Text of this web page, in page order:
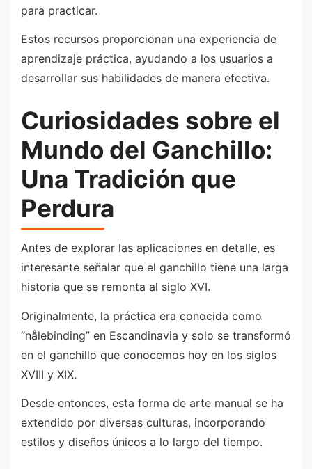
para practicar.
Estos recursos proporcionan una experiencia de
aprendizaje práctica, ayudando a los usuarios a
desarrollar sus habilidades de manera efectiva.
Curiosidades sobre el
Mundo del Ganchillo:
Una Tradición que
Perdura
Antes de explorar las aplicaciones en detalle, es
interesante señalar que el ganchillo tiene una larga
historia que se remonta al siglo XVI.
Originalmente, la práctica era conocida como
“nålebinding” en Escandinavia y solo se transformó
en el ganchillo que conocemos hoy en los siglos
XVIII y XIX.
Desde entonces, esta forma de arte manual se ha
extendido por diversas culturas, incorporando
estilos y diseños únicos a lo largo del tiempo.